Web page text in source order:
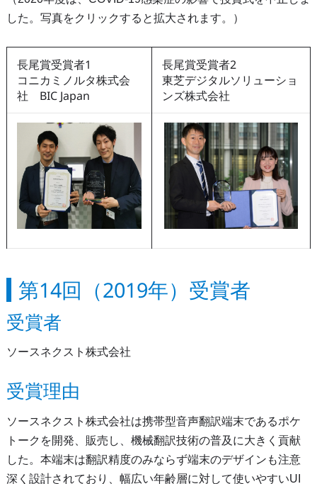
した。写真をクリックすると拡大されます。）
長尾賞受賞者1
コニカミノルタ株式会
社 BIC Japan
長尾賞受賞者2
東芝デジタルソリューショ
ンズ株式会社
第14回（2019年）受賞者
受賞者
ソースネクスト株式会社
受賞理由
ソースネクスト株式会社は携帯型音声翻訳端末であるポケ
トークを開発、販売し、機械翻訳技術の普及に大きく貢献
した。本端末は翻訳精度のみならず端末のデザインも注意
深く設計されており、幅広い年齢層に対して使いやすいUI